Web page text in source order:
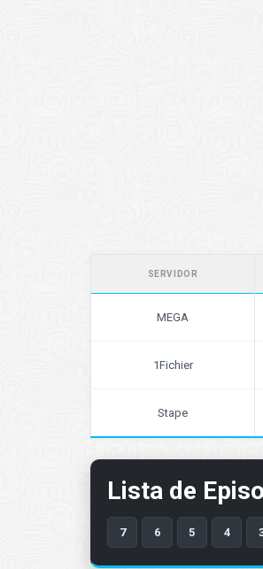
SERVIDOR
MEGA
1Fichier
Stape
Lista de
7 6 5 4